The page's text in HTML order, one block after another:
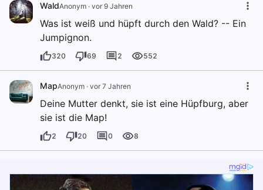
WaldAnonym · vor 9 Jahren
Was ist weiß und hüpft durch den Wald? -- Ein
Jumpignon.
320 69 2 552
MapAnonym · vor 7 Jahren
Deine Mutter denkt, sie ist eine Hüpfburg, aber
sie ist die Map!
2 20 0 8